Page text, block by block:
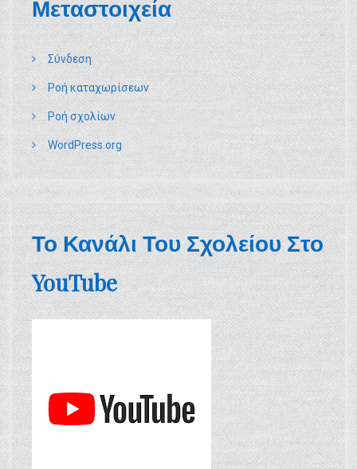
ά
ρ
θ
ρ
ω
ν
Μεταστοιχεία
Σύνδεση
Ροή καταχωρίσεων
Ροή σχολίων
WordPress.org
Το Κανάλι Του Σχολείου Στο
YouTube